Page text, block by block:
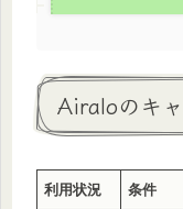
Airaloのキ
利用状況 条件